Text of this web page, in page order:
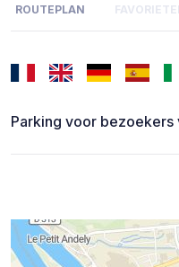
ROUTEPLAN
Parking voor bezoekers